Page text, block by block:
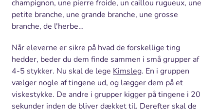
champignon, une pierre froide, un caillou rugueux, une
petite branche, une grande branche, une grosse
branche, de l'herbe…
Når eleverne er sikre på hvad de forskellige ting
hedder, beder du dem finde sammen i små grupper af
4-5 stykker. Nu skal de lege Kimsleg. En i gruppen
vælger nogle af tingene ud, og lægger dem på et
viskestykke. De andre i grupper kigger på tingene i 20
sekunder inden de bliver dækket til. Derefter skal de